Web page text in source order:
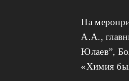
На
А.А.,
Юлаев”,
«Химия